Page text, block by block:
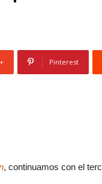
Pinterest
, continuamos con el